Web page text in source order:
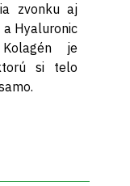
zvonku aj
a Hyaluronic
je
si telo